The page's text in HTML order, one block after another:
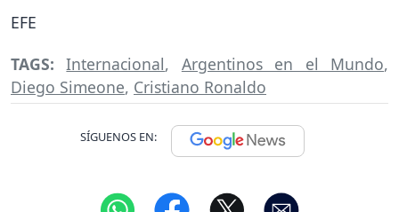
EFE
TAGS:Internacional, Argentinos en el Mundo,
Diego Simeone, Cristiano Ronaldo
SÍGUENOS EN: